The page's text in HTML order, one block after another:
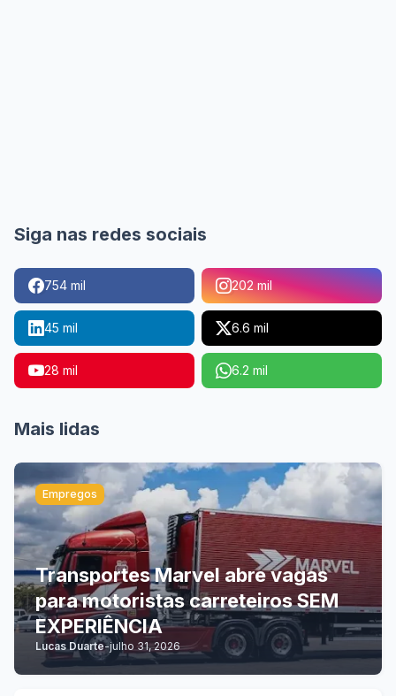
Siga nas redes sociais
754 mil 202 mil
45 mil 6.6 mil
28 mil 6.2 mil
Mais lidas
Empregos
Transportes Marvel abre vagas
para motoristas carreteiros SEM
EXPERIÊNCIA
Lucas Duarte-julho 31, 2026